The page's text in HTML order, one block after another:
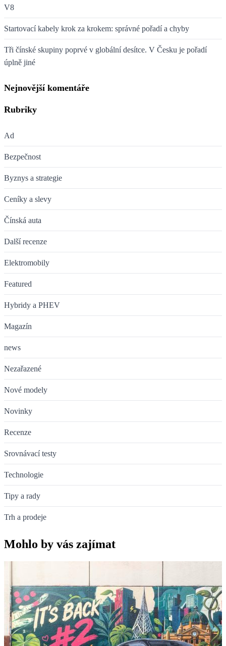
V8
Startovací kabely krok za krokem: správné pořadí a chyby
Tři čínské skupiny poprvé v globální desítce. V Česku je pořadí
úplně jiné
Nejnovější komentáře
Rubriky
Ad
Bezpečnost
Byznys a strategie
Ceníky a slevy
Čínská auta
Další recenze
Elektromobily
Featured
Hybridy a PHEV
Magazín
news
Nezařazené
Nové modely
Novinky
Recenze
Srovnávací testy
Technologie
Tipy a rady
Trh a prodeje
Mohlo by vás zajímat